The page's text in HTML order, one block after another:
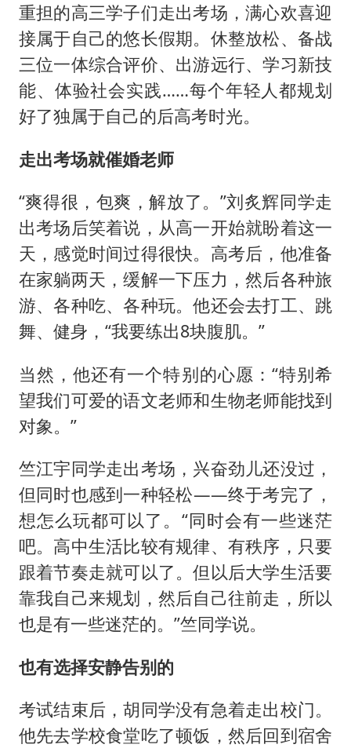
重担的高三学子们走出考场，满心欢喜迎
接属于自己的悠长假期。休整放松、备战
三位一体综合评价、出游远行、学习新技
能、体验社会实践……每个年轻人都规划
好了独属于自己的后高考时光。
走出考场就催婚老师
“爽得很，包爽，解放了。”刘炙辉同学走
出考场后笑着说，从高一开始就盼着这一
天，感觉时间过得很快。高考后，他准备
在家躺两天，缓解一下压力，然后各种旅
游、各种吃、各种玩。他还会去打工、跳
舞、健身，“我要练出8块腹肌。”
当然，他还有一个特别的心愿：“特别希
望我们可爱的语文老师和生物老师能找到
对象。”
竺江宇同学走出考场，兴奋劲儿还没过，
但同时也感到一种轻松——终于考完了，
想怎么玩都可以了。“同时会有一些迷茫
吧。高中生活比较有规律、有秩序，只要
跟着节奏走就可以了。但以后大学生活要
靠我自己来规划，然后自己往前走，所以
也是有一些迷茫的。”竺同学说。
也有选择安静告别的
考试结束后，胡同学没有急着走出校门。
他先去学校食堂吃了顿饭，然后回到宿舍